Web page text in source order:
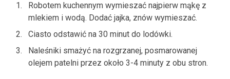
Robotem kuchennym wymieszać najpierw mąkę z
mlekiem i wodą. Dodać jajka, znów wymieszać.
Ciasto odstawić na 30 minut do lodówki.
Naleśniki smażyć na rozgrzanej, posmarowanej
olejem patelni przez około 3-4 minuty z obu stron.